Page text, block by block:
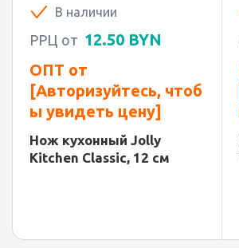
В наличии
РРЦ от 12.50 BYN
ОПТ от
[Авторизуйтесь, чтоб
ы увидеть цену]
Нож кухонный Jolly
Kitchen Classic, 12 см